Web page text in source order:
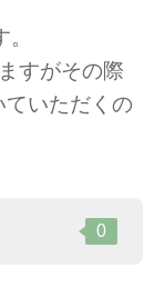
すがその際
いただくの
0